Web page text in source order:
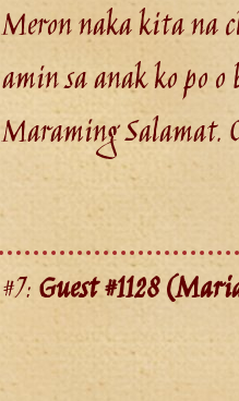
Meron naka kita na
amin sa anak ko po
Maraming Salamat.
#7:Guest #1128